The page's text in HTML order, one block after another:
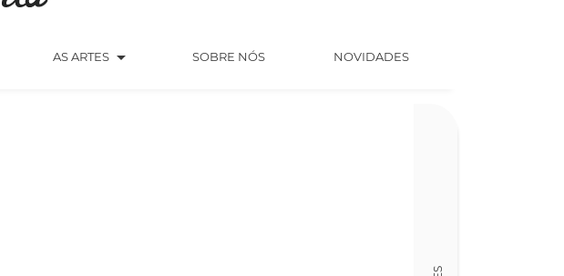
AS ARTES arrow_drop_down SOBRE NÓS NOVIDADES